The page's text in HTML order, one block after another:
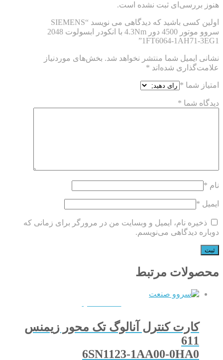
هنوز بررسی‌ای ثبت نشده است.
اولین کسی باشید که دیدگاهی می نویسد “SIEMENS
سروو موتور 4500 دور 4.3Nm با انکودر ابسولوت 2048
1FT6064-1AH71-3EG1”
نشانی ایمیل شما منتشر نخواهد شد. بخش‌های موردنیاز
علامت‌گذاری شده‌اند *
امتیاز شما *
دیدگاه شما *
نام *
ایمیل *
ذخیره نام، ایمیل و وبسایت من در مرورگر برای زمانی که
دوباره دیدگاهی می‌نویسم.
محصولات مرتبط
کارت کنترل آنالوگ تک محور زیمنس
611
6SN1123-1AA00-0HA0